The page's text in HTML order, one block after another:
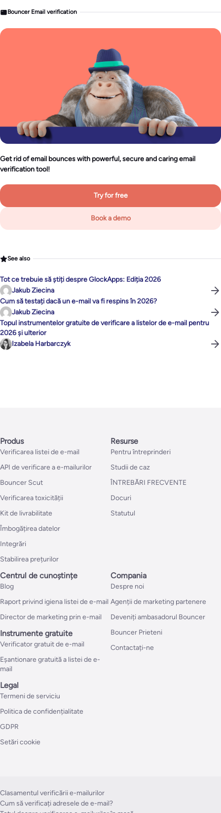
Bouncer Email verification
Get rid of email bounces with powerful, secure and caring email
verification tool!
Try for free
Book a demo
See also
Tot ce trebuie să știți despre GlockApps: Ediția 2026
Jakub Ziecina
Cum să testați dacă un e-mail va fi respins în 2026?
Jakub Ziecina
Topul instrumentelor gratuite de verificare a listelor de e-mail pentru
2026 și ulterior
Izabela Harbarczyk
Produs
Verificarea listei de e-mail
API de verificare a e-mailurilor
Bouncer Scut
Verificarea toxicității
Kit de livrabilitate
Îmbogățirea datelor
Integrări
Stabilirea prețurilor
Resurse
Pentru întreprinderi
Studii de caz
ÎNTREBĂRI FRECVENTE
Docuri
Statutul
Centrul de cunoștințe
Blog
Raport privind igiena listei de e-mail
Director de marketing prin e-mail
Instrumente gratuite
Verificator gratuit de e-mail
Eșantionare gratuită a listei de e-
mail
Compania
Despre noi
Agenții de marketing partenere
Deveniți ambasadorul Bouncer
Bouncer Prieteni
Contactați-ne
Legal
Termeni de serviciu
Politica de confidențialitate
GDPR
Setări cookie
Clasamentul verificării e-mailurilor
Cum să verificați adresele de e-mail?